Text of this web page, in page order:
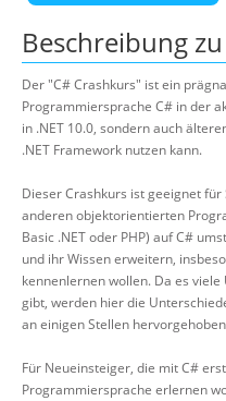
Beschreibung
Der "C# Crashkurs" ist ein
Programmiersprache C# in der
in .NET 10.0, sondern auch
.NET Framework nutzen kann.
Dieser Crashkurs ist geeignet
anderen objektorientierten
Basic .NET oder PHP) auf C#
und ihr Wissen erweitern,
kennenlernen wollen. Da es
gibt, werden hier die
an einigen Stellen
Für Neueinsteiger, die mit C#
Programmiersprache erlernen